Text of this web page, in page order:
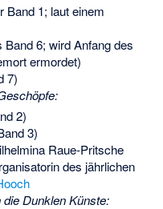
Band 1; laut einem
6; wird Anfang des
ermordet)
7)
2)
3)
Raue-Pritsche
des jährlichen
die Dunklen Künste: